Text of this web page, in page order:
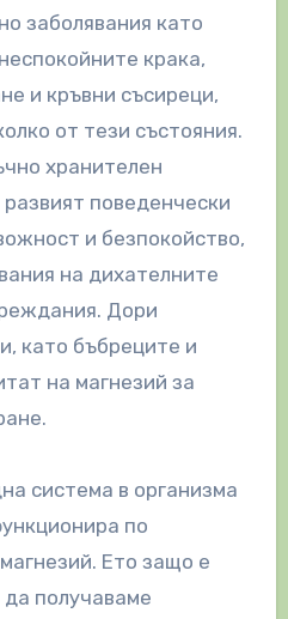
заболявания като
крака,
и кръвни съсиреци,
от тези състояния.
хранителен
поведенчески
и безпокойство,
на дихателните
Дори
като бъбреците и
на магнезий за
система в организма
по
Ето защо е
получаваме